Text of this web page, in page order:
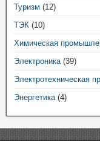
Туризм (12)
ТЭК (10)
Химическая
Электроника(39)
Электротехническая
Энергетика(4)